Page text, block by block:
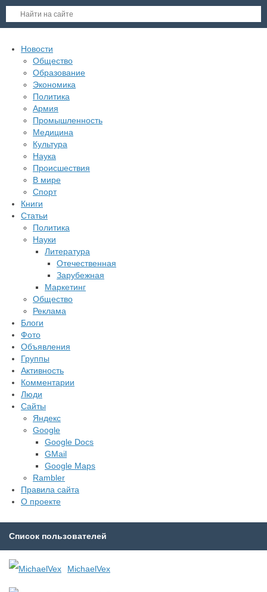
Новости
Общество
Образование
Экономика
Политика
Армия
Промышленность
Медицина
Культура
Наука
Происшествия
В мире
Спорт
Книги
Статьи
Политика
Науки
Литература
Отечественная
Зарубежная
Маркетинг
Общество
Реклама
Блоги
Фото
Объявления
Группы
Активность
Комментарии
Люди
Сайты
Яндекс
Google
Google Docs
GMail
Google Maps
Rambler
Правила сайта
О проекте
Список пользователей
MichaelVex